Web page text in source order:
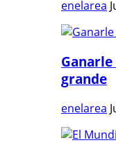
enelarea
Ganarle
grande
enelarea